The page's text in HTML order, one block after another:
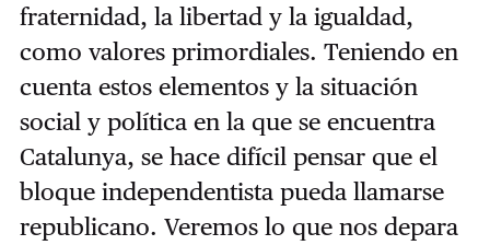
fraternidad, la libertad y la igualdad,
como valores primordiales. Teniendo en
cuenta estos elementos y la situación
social y política en la que se encuentra
Catalunya, se hace difícil pensar que el
bloque independentista pueda llamarse
republicano. Veremos lo que nos depara